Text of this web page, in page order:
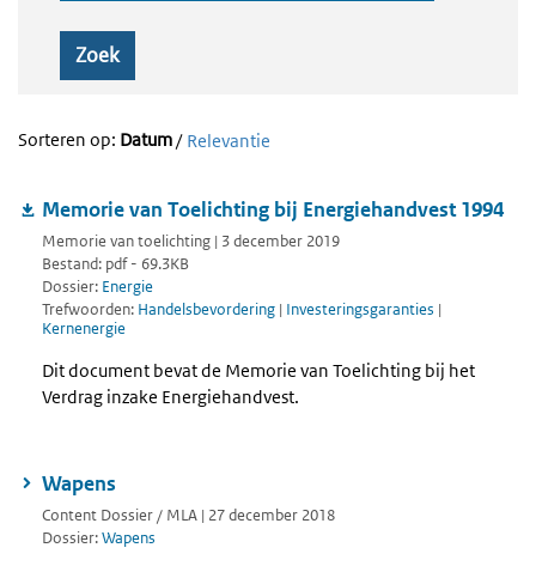
Zoek
Sorteren op: Datum/ Relevantie
Memorie van Toelichting bij Energiehandvest 1994
Memorie van toelichting | 3 december 2019
Bestand: pdf - 69.3KB
Dossier: Energie
Trefwoorden: Handelsbevordering | Investeringsgaranties |
Kernenergie
Dit document bevat de Memorie van Toelichting bij het
Verdrag inzake Energiehandvest.
Wapens
Content Dossier / MLA | 27 december 2018
Dossier:Wapens